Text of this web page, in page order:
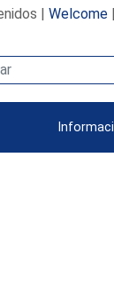
| Welcome|